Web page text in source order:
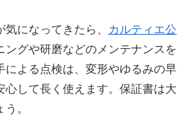
になってきたら、
カルティエ公
ングや研磨などのメンテナンスを
による点検は、変形やゆるみの早
心して長く使えます。保証書は大
。